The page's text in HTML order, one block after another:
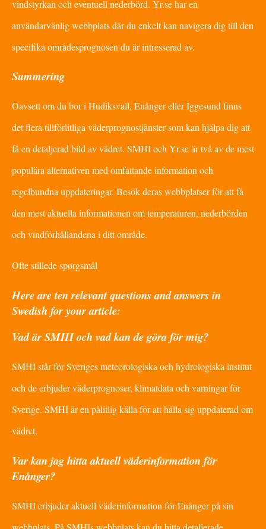
vindstyrkan och eventuell nederbörd. Yr.se har en
användarvänlig webbplats där du enkelt kan navigera dig till den
specifika områdesprognosen du är intresserad av.
Summering
Oavsett om du bor i Hudiksvall, Enånger eller Iggesund finns
det flera tillförlitliga väderprognostjänster som kan hjälpa dig att
få en detaljerad bild av vädret. SMHI och Yr.se är två av de mest
populära alternativen med omfattande information och
regelbundna uppdateringar. Besök deras webbplatser för att få
den mest aktuella informationen om temperaturen, nederbörden
och vindförhållandena i ditt område.
Ofte stillede spørgsmål
Here are ten relevant questions and answers in
Swedish for your article:
Vad är SMHI och vad kan de göra för mig?
SMHI står för Sveriges meteorologiska och hydrologiska institut
och de erbjuder väderprognoser, klimatdata och varningar för
Sverige. SMHI är en pålitlig källa för att hålla sig uppdaterad om
vädret.
Var kan jag hitta aktuell väderinformation för
Enånger?
SMHI erbjuder aktuell väderinformation för Enånger på sin